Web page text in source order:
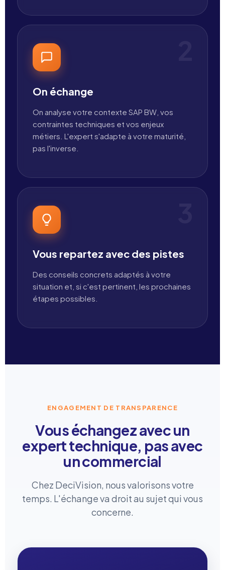
On échange
On analyse votre contexte SAP BW, vos
contraintes techniques et vos enjeux
métiers. L'expert s'adapte à votre maturité,
pas l'inverse.
Vous repartez avec des pistes
Des conseils concrets adaptés à votre
situation et, si c'est pertinent, les prochaines
étapes possibles.
ENGAGEMENT DE TRANSPARENCE
Vous échangez avec un
expert technique, pas avec
un commercial
Chez DeciVision, nous valorisons votre
temps. L'échange va droit au sujet qui vous
concerne.